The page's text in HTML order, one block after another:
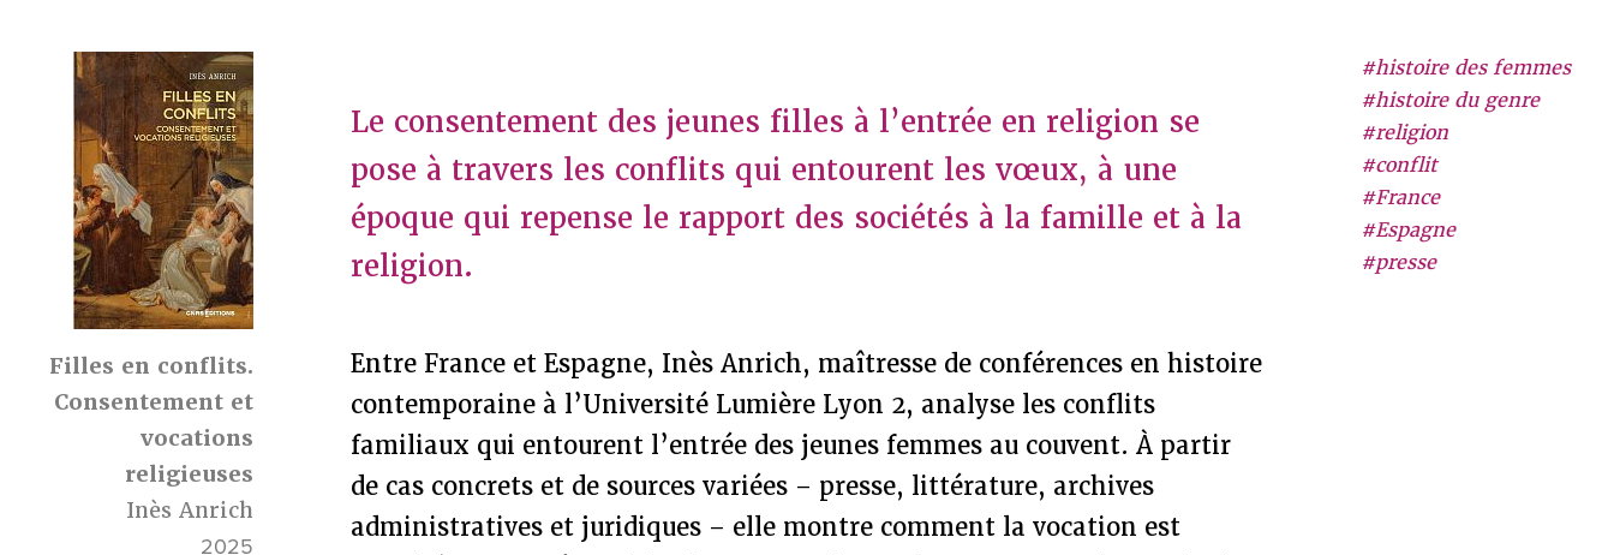
Filles en conflits.
Consentement et
vocations
religieuses
Inès Anrich
2025
#histoire des femmes
#histoire du genre
#religion
#conflit
#France
#Espagne
#presse
Le consentement des jeunes filles à l’entrée en religion se
pose à travers les conflits qui entourent les vœux, à une
époque qui repense le rapport des sociétés à la famille et à la
religion.
Entre France et Espagne, Inès Anrich, maîtresse de conférences en histoire
contemporaine à l’Université Lumière Lyon 2, analyse les conflits
familiaux qui entourent l’entrée des jeunes femmes au couvent. À partir
de cas concrets et de sources variées – presse, littérature, archives
administratives et juridiques – elle montre comment la vocation est